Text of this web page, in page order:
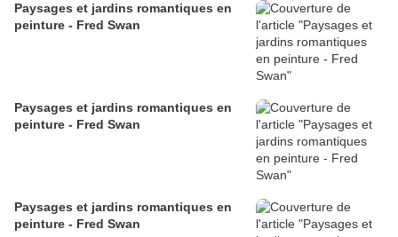
Paysages et jardins romantiques en
peinture - Fred Swan
Paysages et jardins romantiques en
peinture - Fred Swan
Paysages et jardins romantiques en
peinture - Fred Swan